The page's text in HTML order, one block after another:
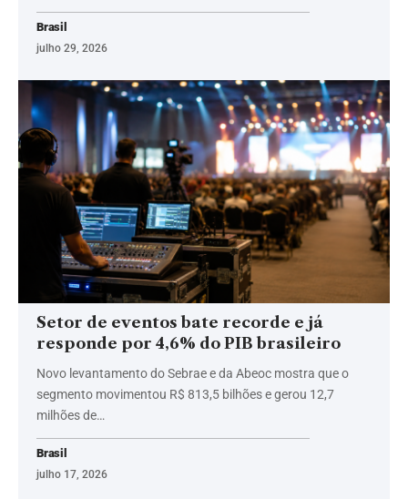
Brasil
julho 29, 2026
Setor de eventos bate recorde e já
responde por 4,6% do PIB brasileiro
Novo levantamento do Sebrae e da Abeoc mostra que o
segmento movimentou R$ 813,5 bilhões e gerou 12,7
milhões de…
Brasil
julho 17, 2026